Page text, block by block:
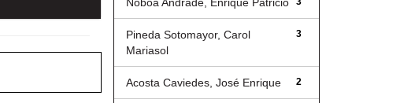
3
Pineda Sotomayor, Carol
Mariasol
2
Acosta Caviedes, José Enrique